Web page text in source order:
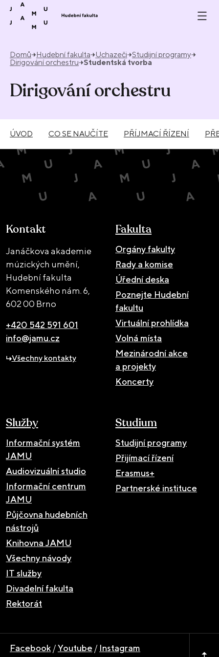
Přeskočit na obsah
Domů Hudební fakulta Uchazeči Studijní programy
Dirigování orchestru
Studentská tvorba
Dirigování orchestru
ÚVOD CO SE NAUČÍTE PŘÍJMACÍ ŘÍZENÍ
Kontakt
Janáčkova akademie
múzických umění,
Hudební fakulta
Komenského nám. 6,
602 00 Brno
+420 542 591 601
info@jamu.cz
Všechny kontakty
Fakulta
Orgány fakulty
Rady a komise
Úřední deska
Poznejte Hudební
fakultu
Virtuální prohlídka
Volná místa
Mezinárodní akce
a projekty
Koncerty
Služby
Informační systém
JAMU
Audiovizuální studio
Informační centrum
JAMU
Půjčovna hudebních
nástrojů
Knihovna JAMU
Všechny návody
IT služby
Divadelní fakulta
Rektorát
Studium
Studijní programy
Přijímací řízení
Erasmus+
Partnerské instituce
Facebook /Youtube / Instagram